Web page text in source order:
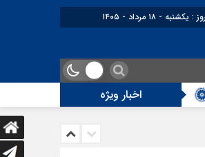
: یکشنبه - ۱۸ مرداد - ۱۴۰۵
اخبار ویژه
همگرایی بخش کشاورزی و صنعت خراسان رضوی برای